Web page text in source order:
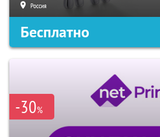
Россия
Бесплатно
-30%